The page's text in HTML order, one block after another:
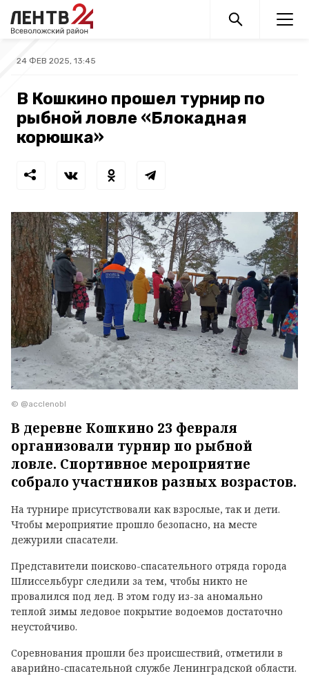
24 ФЕВ 2025, 13:45
В Кошкино прошел турнир по
рыбной ловле «Блокадная
корюшка»
© @acclenobl
В деревне Кошкино 23 февраля
организовали турнир по рыбной
ловле. Спортивное мероприятие
собрало участников разных возрастов.
На турнире присутствовали как взрослые, так и дети.
Чтобы мероприятие прошло безопасно, на месте
дежурили спасатели.
Представители поисково-спасательного отряда города
Шлиссельбург следили за тем, чтобы никто не
провалился под лед. В этом году из-за аномально
теплой зимы ледовое покрытие водоемов достаточно
неустойчиво.
Соревнования прошли без происшествий, отметили в
аварийно-спасательной службе Ленинградской области.